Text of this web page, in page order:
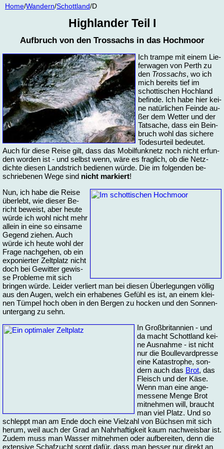
Home/Wan­dern/Schott­land/D
High­lan­der Teil I
Auf­bruch von den Trossachs in das Hoch­moor
Ich tram­pe mit ei­nem Lie­
fer­wa­gen von Perth zu
den Trossachs, wo ich
mich be­reits tief im
schot­ti­schen Hoch­land
be­fin­de. Ich ha­be hier kei­
ne na­tür­li­chen Fein­de au­
ßer dem Wet­ter und der
Tat­sa­che, dass ein Bein­
bruch wohl das si­che­re
To­des­ur­teil be­deu­tet.
Auch für die­se Rei­se gilt, dass das Mo­bil­funk­netz noch nicht er­fun­
den wor­den ist - und selbst wenn, wä­re es frag­lich, ob die Netz­
dich­te die­sen Land­strich be­die­nen wür­de. Die im fol­gen­den be­
schrie­be­nen We­ge sind nicht mar­kiert!
Nun, ich ha­be die Rei­se
über­lebt, wie die­ser Be­
richt be­weist, aber heu­te
wür­de ich wohl nicht mehr
al­lein in ei­ne so ein­sa­me
Ge­gend zie­hen. Auch
wür­de ich heu­te wohl der
Fra­ge nach­ge­hen, ob ein
ex­po­nier­ter Zelt­platz nicht
doch bei Ge­wit­ter ge­wis­
se Pro­ble­me mit sich
brin­gen wür­de. Lei­der ver­liert man bei die­sen Über­le­gun­gen völ­lig
aus den Au­gen, welch ein er­ha­be­nes Ge­fühl es ist, an ei­nem klei­
nen Tüm­pel hoch oben in den Ber­gen zu hocken und den Son­nen­
un­ter­gang zu sehn.
In Groß­bri­tan­ni­en - und
da macht Schott­land kei­
ne Aus­nah­me - ist nicht
nur die Boul­le­vard­pres­se
ei­ne Ka­ta­stro­phe, son­
dern auch das Brot, das
Fleisch und der Kä­se.
Wenn man ei­ne an­ge­
mes­se­ne Men­ge Brot
mit­neh­men will, braucht
man viel Platz. Und so
schleppt man am En­de doch ei­ne Viel­zahl von Büch­sen mit sich
her­um, weil auch der Grad an Nahr­haf­tig­keit kaum nach­weis­bar ist.
Zu­dem muss man Was­ser mit­neh­men oder auf­be­rei­ten, denn die
ex­ten­si­ve Schaf­zucht sorgt da­für, dass man bes­ser nur di­rekt an